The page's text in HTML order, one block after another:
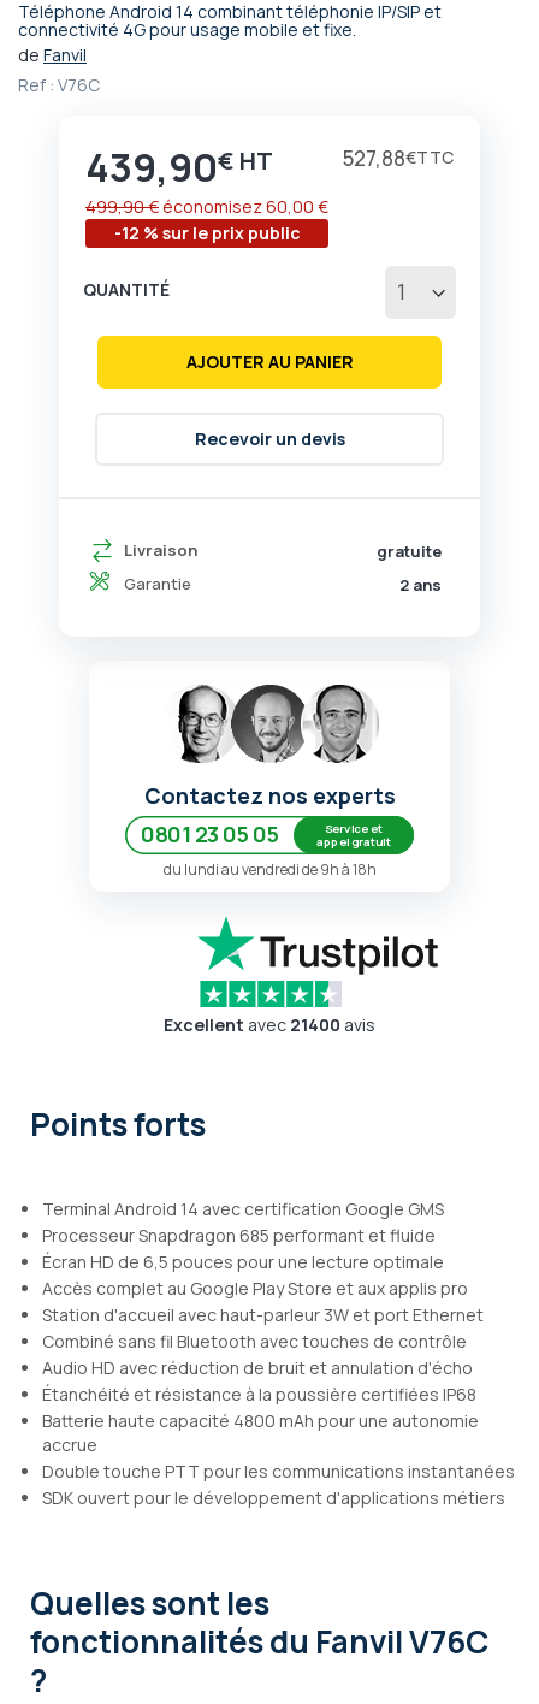
Téléphone Android 14 combinant téléphonie IP/SIP et
connectivité 4G pour usage mobile et fixe.
de Fanvil
Ref : V76C
Prix
439,90€ 527,88€
-12 % sur le prix public
499,90 € économisez60,00 €
Livraison
gratuite
Garantie
2 ans
QUANTITÉ
AJOUTER AU PANIER
Recevoir un devis
Passer
au
de
d’images
Contactez nos experts
0801 23 05 05
Service et
appel gratuit
du lundi au vendredi de 9h à 18h
Excellent avec 21400 avis
Points forts
Terminal Android 14 avec certification Google GMS
Processeur Snapdragon 685 performant et fluide
Écran HD de 6,5 pouces pour une lecture optimale
Accès complet au Google Play Store et aux applis pro
Station d'accueil avec haut-parleur 3W et port Ethernet
Combiné sans fil Bluetooth avec touches de contrôle
Audio HD avec réduction de bruit et annulation d'écho
Étanchéité et résistance à la poussière certifiées IP68
Batterie haute capacité 4800 mAh pour une autonomie
accrue
Double touche PTT pour les communications instantanées
SDK ouvert pour le développement d'applications métiers
Quelles sont les
fonctionnalitésdu Fanvil V76C
?